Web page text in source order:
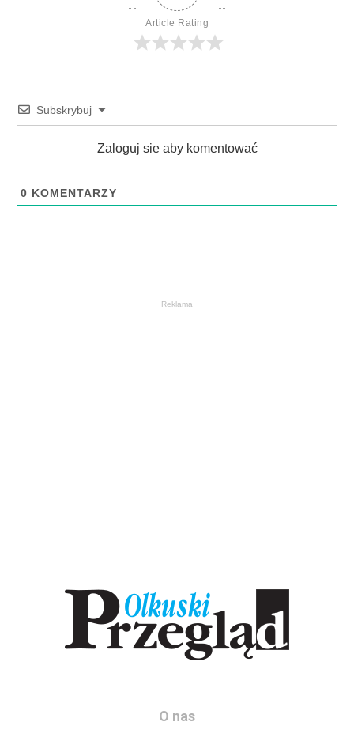
Article Rating
Subskrybuj
Zaloguj sie aby komentować
0 KOMENTARZY
Reklama
O nas